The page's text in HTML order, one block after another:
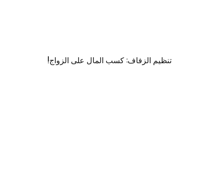
تنظيم الزفاف: كسب المال على الزواج!